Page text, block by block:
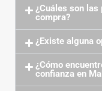
¿Cuáles son
compra?
¿Existe alguna
¿Cómo
confianza en